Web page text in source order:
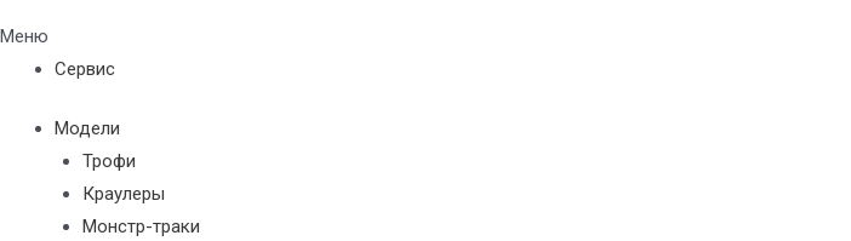
Меню
Сервис
Модели
Трофи
Краулеры
Монстр-траки